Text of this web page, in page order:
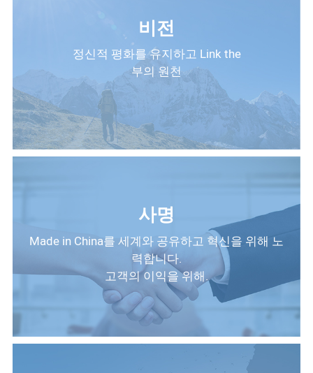
비전
정신적 평화를 유지하고 Link the
부의 원천
사명
Made in China를 세계와 공유하고 혁신을 위해 노
력합니다.
고객의 이익을 위해.